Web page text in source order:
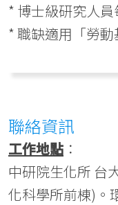
* 博士級研究人
* 職缺適用「勞動
聯絡資訊
工作地點 ：
中研院生化所 台
化科學所前棟)。